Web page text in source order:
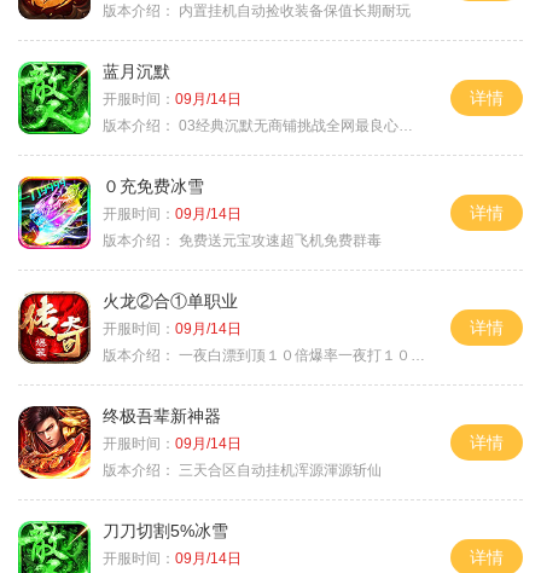
版本介绍：
内置挂机自动捡收装备保值长期耐玩
蓝月沉默
开服时间： 09月/14日
版本介绍： 03经典沉默无商铺挑战全网最良心沉默
详情
０充免费冰雪
开服时间： 09月/14日
版本介绍： 免费送元宝攻速超飞机免费群毒
详情
火龙②合①单职业
开服时间： 09月/14日
版本介绍： 一夜白漂到顶１０倍爆率一夜打１０００充
详情
终极吾辈新神器
开服时间： 09月/14日
版本介绍：
三天合区自动挂机浑源渾源斩仙
详情
刀刀切割5%冰雪
开服时间： 09月/14日
详情